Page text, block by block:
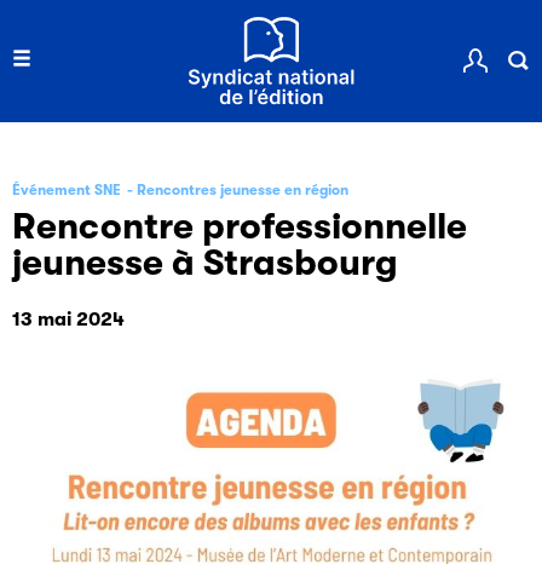
Événement SNE Rencontres jeunesse en région
Rencontre professionnelle
jeunesse à Strasbourg
13 mai 2024